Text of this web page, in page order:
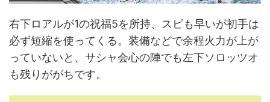
右下ロアルが1の祝福5を所持、スピも早いが初手は
必ず短縮を使ってくる。装備などで余程火力が上が
っていないと、サシャ会心の陣でも左下ソロッツオ
も残りががちです。